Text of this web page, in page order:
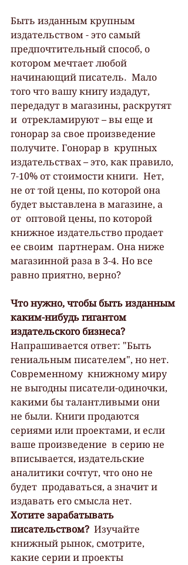
Быть изданным крупным
издательством - это самый
предпочтительный способ, о
котором мечтает любой
начинающий писатель.  Мало
того что вашу книгу издадут,
передадут в магазины, раскрутят
и  отрекламируют – вы еще и
гонорар за свое произведение
получите. Гонорар в  крупных
издательствах – это, как правило,
7-10% от стоимости книги.  Нет,
не от той цены, по которой она
будет выставлена в магазине, а
от  оптовой цены, по которой
книжное издательство продает
ее своим  партнерам. Она ниже
магазинной раза в 3-4. Но все
равно приятно, верно?
Что нужно, чтобы быть изданным
каким-нибудь гигантом
издательского бизнеса?
Напрашивается ответ: "Быть
гениальным писателем", но нет.
Современному  книжному миру
не выгодны писатели-одиночки,
какими бы талантливыми они
не были. Книги продаются
сериями или проектами, и если
ваше произведение  в серию не
вписывается, издательские
аналитики сочтут, что оно не
будет  продаваться, а значит и
издавать его смысла нет.
Хотите зарабатывать
писательством?
  Изучайте
книжный рынок, смотрите,
какие серии и проекты